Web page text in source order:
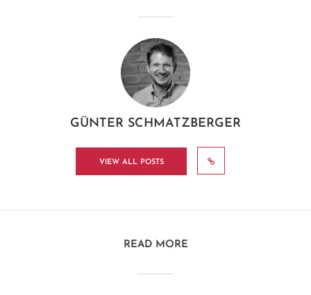
GÜNTER SCHMATZBERGER
VIEW ALL POSTS
READ MORE